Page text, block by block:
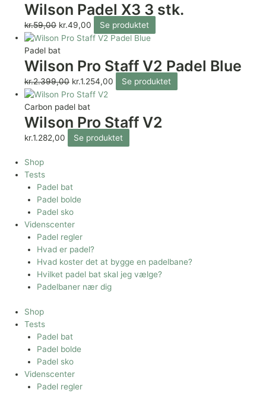
Wilson Padel X3 3 stk.
kr.59,00 kr.49,00 Se produktet
Padel bat
Wilson Pro Staff V2 Padel Blue
kr.2.399,00 kr.1.254,00 Se produktet
Carbon padel bat
Wilson Pro Staff V2
kr.1.282,00 Se produktet
Shop
Tests
Padel bat
Padel bolde
Padel sko
Videnscenter
Padel regler
Hvad er padel?
Hvad koster det at bygge en padelbane?
Hvilket padel bat skal jeg vælge?
Padelbaner nær dig
Shop
Tests
Padel bat
Padel bolde
Padel sko
Videnscenter
Padel regler